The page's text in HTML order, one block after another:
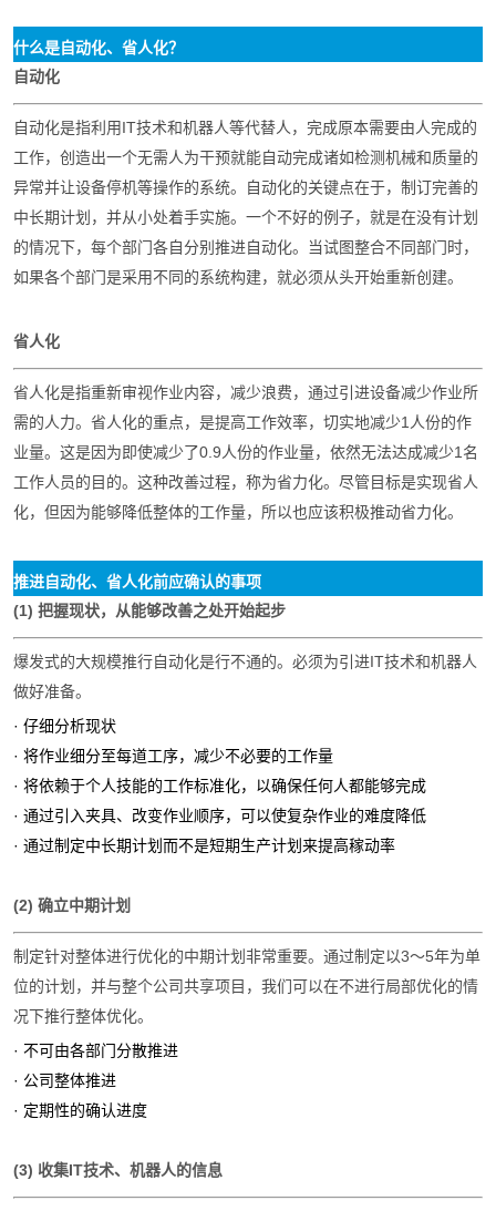
什么是自动化、省人化？
自动化
自动化是指利用IT技术和机器人等代替人，完成原本需要由人完成的
工作，创造出一个无需人为干预就能自动完成诸如检测机械和质量的
异常并让设备停机等操作的系统。自动化的关键点在于，制订完善的
中长期计划，并从小处着手实施。一个不好的例子，就是在没有计划
的情况下，每个部门各自分别推进自动化。当试图整合不同部门时，
如果各个部门是采用不同的系统构建，就必须从头开始重新创建。
省人化
省人化是指重新审视作业内容，减少浪费，通过引进设备减少作业所
需的人力。省人化的重点，是提高工作效率，切实地减少1人份的作
业量。这是因为即使减少了0.9人份的作业量，依然无法达成减少1名
工作人员的目的。这种改善过程，称为省力化。尽管目标是实现省人
化，但因为能够降低整体的工作量，所以也应该积极推动省力化。
推进自动化、省人化前应确认的事项
(1) 把握现状，从能够改善之处开始起步
爆发式的大规模推行自动化是行不通的。必须为引进IT技术和机器人
做好准备。
· 仔细分析现状
· 将作业细分至每道工序，减少不必要的工作量
· 将依赖于个人技能的工作标准化，以确保任何人都能够完成
· 通过引入夹具、改变作业顺序，可以使复杂作业的难度降低
· 通过制定中长期计划而不是短期生产计划来提高稼动率
(2) 确立中期计划
制定针对整体进行优化的中期计划非常重要。通过制定以3～5年为单
位的计划，并与整个公司共享项目，我们可以在不进行局部优化的情
况下推行整体优化。
· 不可由各部门分散推进
· 公司整体推进
· 定期性的确认进度
(3) 收集IT技术、机器人的信息